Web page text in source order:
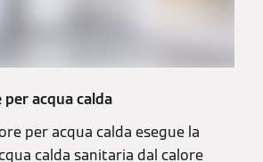
per acqua calda
per acqua calda esegue la
calda sanitaria dal calore